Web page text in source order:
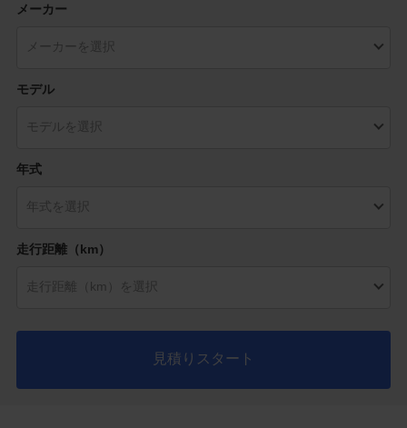
メーカー
モデル
年式
走行距離（km）
見積りスタート